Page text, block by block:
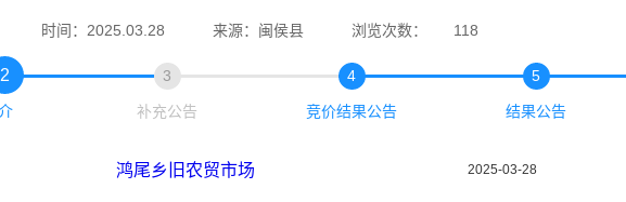
时间：2025.03.28 来源：闽侯县 浏览次数： 118
2 3
补充公告
4
竞价结果公告
5
结果公告
鸿尾乡旧农贸市场 2025-03-28